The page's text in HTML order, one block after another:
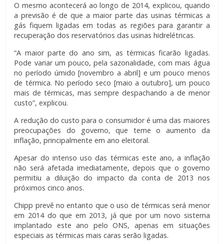
O mesmo acontecerá ao longo de 2014, explicou, quando
a previsão é de que a maior parte das usinas térmicas a
gás fiquem ligadas em todas as regiões para garantir a
recuperação dos reservatórios das usinas hidrelétricas.
“A maior parte do ano sim, as térmicas ficarão ligadas.
Pode variar um pouco, pela sazonalidade, com mais água
no período úmido [novembro a abril] e um pouco menos
de térmica. No período seco [maio a outubro], um pouco
mais de térmicas, mas sempre despachando a de menor
custo”, explicou.
A redução do custo para o consumidor é uma das maiores
preocupações do governo, que teme o aumento da
inflação, principalmente em ano eleitoral.
Apesar do intenso uso das térmicas este ano, a inflação
não será afetada imediatamente, depois que o governo
permitiu a diluição do impacto da conta de 2013 nos
próximos cinco anos.
Chipp prevê no entanto que o uso de térmicas será menor
em 2014 do que em 2013, já que por um novo sistema
implantado este ano pelo ONS, apenas em situações
especiais as térmicas mais caras serão ligadas.